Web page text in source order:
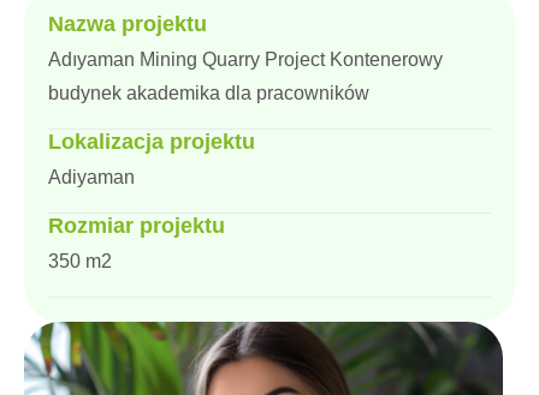
Nazwa projektu
Adıyaman Mining Quarry Project Kontenerowy
budynek akademika dla pracowników
Lokalizacja projektu
Adiyaman
Rozmiar projektu
350 m2